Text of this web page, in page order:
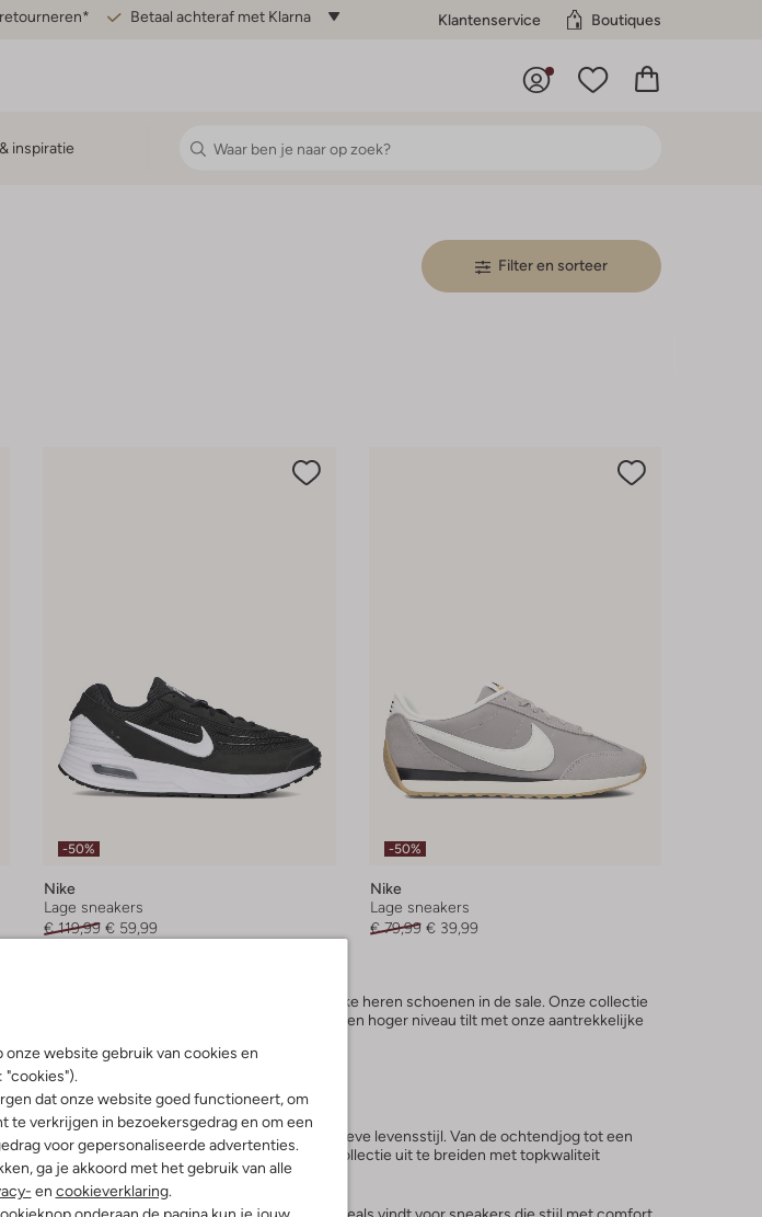
Betaal achteraf met Klarna Klantenservice Boutiques
onze website gebruik van cookies en
dat onze website goed functioneert, om
te verkrijgen in bezoekersgedrag en om een
voor gepersonaliseerde advertenties.
ga je akkoord met het gebruik van alle
en cookieverklaring.
onderaan de pagina kun je jouw
inspiratie
Filter en sorteer
-50%
Nike
Lage sneakers
€ 119,99 € 59,99
-50%
Nike
Lage sneakers
€ 79,99 € 39,99
van de meest stijlvolle en comfortabele Nike heren schoenen in de sale. Onze collectie
Ontdek hoe je jouw sportieve look naar een hoger niveau tilt met onze aantrekkelijke
Sale
sale opties die perfect passen bij jouw actieve levensstijl. Van de ochtendjog tot een
uitziet. Mis de kans niet om jouw schoenencollectie uit te breiden met topkwaliteit